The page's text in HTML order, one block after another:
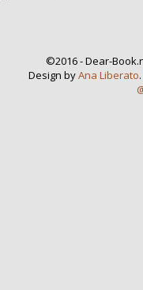
©2016 - Dear-
Design byAna Liberato